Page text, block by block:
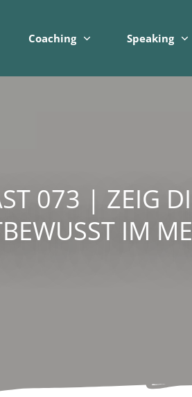
Coaching Speaking
073 | ZEIG
IM